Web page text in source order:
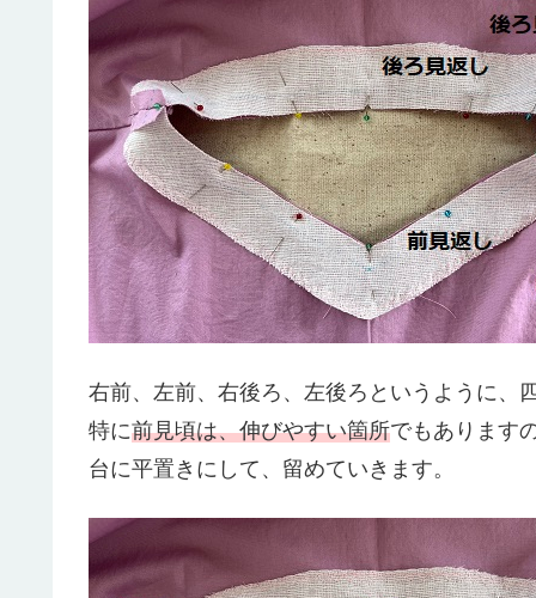
右前、左前、右後ろ、左後ろというように、
特に前見頃は、伸びやすい箇所でもあります
台に平置きにして、留めていきます。